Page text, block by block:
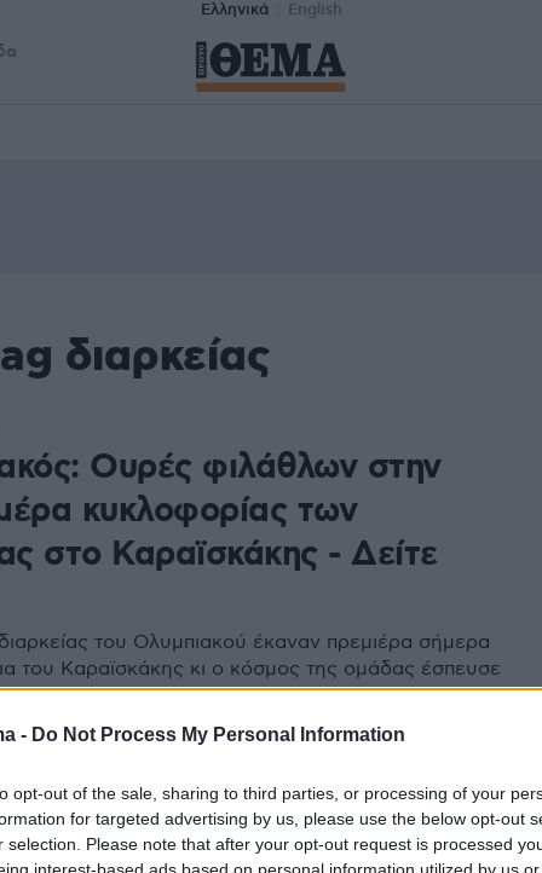
- Do Not Process My Personal Information
opt-out of the sale, sharing to third parties, or processing of your
for targeted advertising by us, please use the below opt-out
selection. Please note that after your opt-out request is processed
interest-based ads based on personal information utilized by us
Ελληνικά English
διαρκείας
Ουρές φιλάθλων στην
κυκλοφορίας των
στο Καραϊσκάκης - Δείτε
διαρκείας του Ολυμπιακού έκαναν πρεμιέρα σήμερα
του Καραϊσκάκης κι ο κόσμος της ομάδας έσπευσε
μια... μαγική κάρτα.
Ανακοίνωσε την
εισιτηρίων διαρκείας για την